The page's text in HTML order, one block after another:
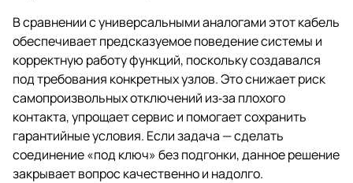
В сравнении с универсальными аналогами этот кабель
обеспечивает предсказуемое поведение системы и
корректную работу функций, поскольку создавался
под требования конкретных узлов. Это снижает риск
самопроизвольных отключений из‑за плохого
контакта, упрощает сервис и помогает сохранить
гарантийные условия. Если задача — сделать
соединение «под ключ» без подгонки, данное решение
закрывает вопрос качественно и надолго.